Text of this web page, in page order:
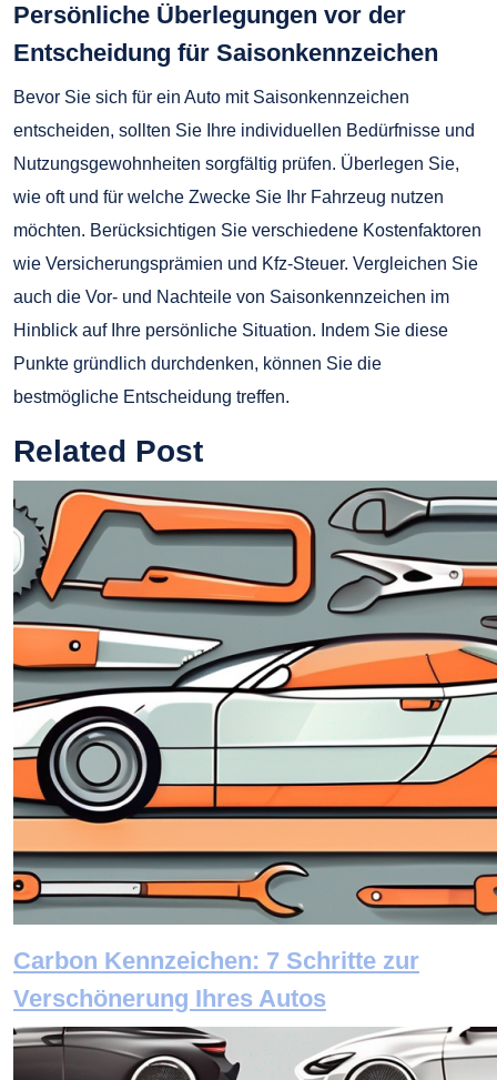
Persönliche Überlegungen vor der
Entscheidung für Saisonkennzeichen
Bevor Sie sich für ein Auto mit Saisonkennzeichen
entscheiden, sollten Sie Ihre individuellen Bedürfnisse und
Nutzungsgewohnheiten sorgfältig prüfen. Überlegen Sie,
wie oft und für welche Zwecke Sie Ihr Fahrzeug nutzen
möchten. Berücksichtigen Sie verschiedene Kostenfaktoren
wie Versicherungsprämien und Kfz-Steuer. Vergleichen Sie
auch die Vor- und Nachteile von Saisonkennzeichen im
Hinblick auf Ihre persönliche Situation. Indem Sie diese
Punkte gründlich durchdenken, können Sie die
bestmögliche Entscheidung treffen.
Related Post
Carbon Kennzeichen: 7 Schritte zur
Verschönerung Ihres Autos